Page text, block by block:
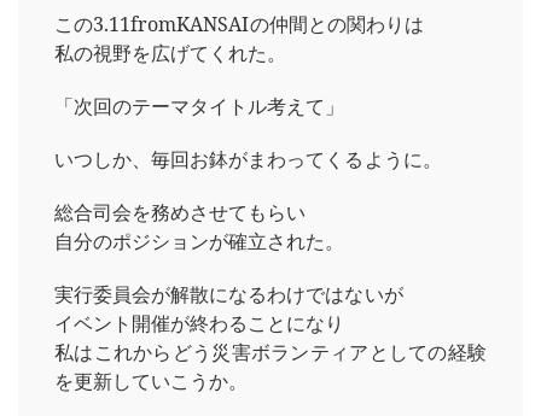
この3.11fromKANSAIの仲間との関わりは
私の視野を広げてくれた。
「次回のテーマタイトル考えて」
いつしか、毎回お鉢がまわってくるように。
総合司会を務めさせてもらい
自分のポジションが確立された。
実行委員会が解散になるわけではないが
イベント開催が終わることになり
私はこれからどう災害ボランティアとしての経験
を更新していこうか。